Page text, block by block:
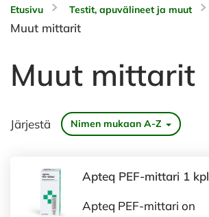
Etusivu Testit, apuvälineet ja muut
Muut mittarit
Muut mittarit
Järjestä Nimen mukaan A-Z
Apteq PEF-mittari 1 kpl
Apteq PEF-mittari on